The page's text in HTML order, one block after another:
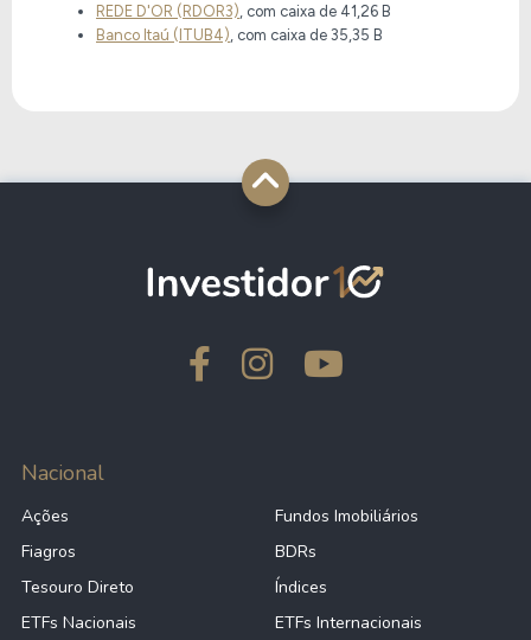
REDE D'OR (RDOR3) , com caixa de 41,26 B
Banco Itaú (ITUB4) , com caixa de 35,35 B
Nacional
Ações
Fundos Imobiliários
Fiagros
BDRs
Tesouro Direto
Índices
ETFs Nacionais
ETFs Internacionais